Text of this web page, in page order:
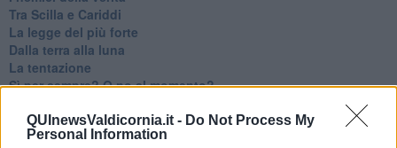
QUInewsValdicornia.it - Do Not Process My
Personal Information
Tra Scilla e Cariddi
La legge del più forte
Dalla terra alla luna
La tentazione
​Sì per sempre? O no al momento?
Ora come allora
Nequizia